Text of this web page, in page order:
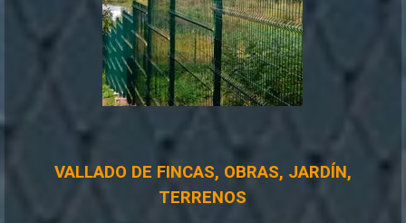
VALLADO DE FINCAS, OBRAS, JARDÍN,
TERRENOS